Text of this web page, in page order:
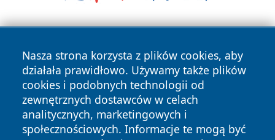
Nasza strona korzysta z plików cookies, aby
działała prawidłowo. Używamy także plików
cookies i podobnych technologii od
zewnętrznych dostawców w celach
analitycznych, marketingowych i
społecznościowych. Informacje te mogą być
Copyright © 2026 wiadomoscilublin.pl Wszystkie prawa
zastrzeżone.